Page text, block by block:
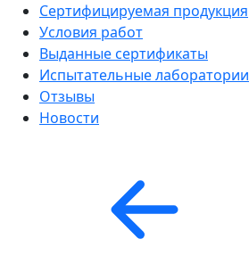
Сертифицируемая продукция
Условия работ
Выданные сертификаты
Испытательные лаборатории
Отзывы
Новости